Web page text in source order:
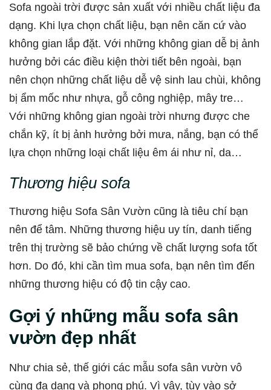
Sofa ngoài trời được sản xuất với nhiều chất liệu đa
dạng. Khi lựa chọn chất liệu, bạn nên căn cứ vào
không gian lắp đặt. Với những không gian dễ bị ảnh
hưởng bởi các điều kiện thời tiết bên ngoài, bạn
nên chọn những chất liệu dễ vệ sinh lau chùi, không
bị ẩm mốc như nhựa, gỗ công nghiệp, mây tre…
Với những không gian ngoài trời nhưng được che
chắn kỹ, ít bị ảnh hưởng bởi mưa, nắng, bạn có thể
lựa chọn những loại chất liệu êm ái như nỉ, da…
Thương hiệu sofa
Thương hiệu Sofa Sân Vườn cũng là tiêu chí bạn
nên để tâm. Những thương hiệu uy tín, danh tiếng
trên thị trường sẽ bảo chứng về chất lượng sofa tốt
hơn. Do đó, khi cần tìm mua sofa, bạn nên tìm đến
những thương hiệu có độ tin cậy cao.
Gợi ý những mẫu sofa sân
vườn đẹp nhất
Như chia sẻ, thế giới các mẫu sofa sân vườn vô
cùng đa dạng và phong phú. Vì vậy, tùy vào sở